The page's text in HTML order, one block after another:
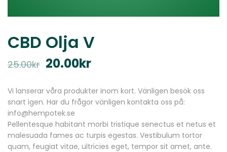
CBD Olja V
25.00kr 20.00kr
Vi lanserar våra produkter inom kort. Vänligen besök oss
snart igen. Har du frågor vänligen kontakta oss på:
info@hempotek.se
Pellentesque habitant morbi tristique senectus et netus et
malesuada fames ac turpis egestas. Vestibulum tortor
quam, feugiat vitae, ultricies eget, tempor sit amet, ante.